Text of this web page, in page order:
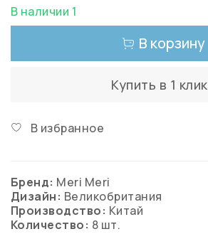
В наличии 1
В корзину
Купить в 1 клик
В избранное
Бренд: Meri Meri
Дизайн: Великобритания
Производство: Китай
Количество: 8 шт.